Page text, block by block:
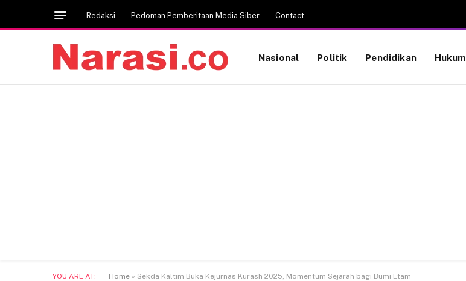
Redaksi Pedoman Pemberitaan Media Siber Contact
Nasional Politik Pendidikan Hukum
YOU ARE AT: Home » Sekda Kaltim Buka Kejurnas Kurash 2025, Momentum Sejarah bagi Bumi Etam